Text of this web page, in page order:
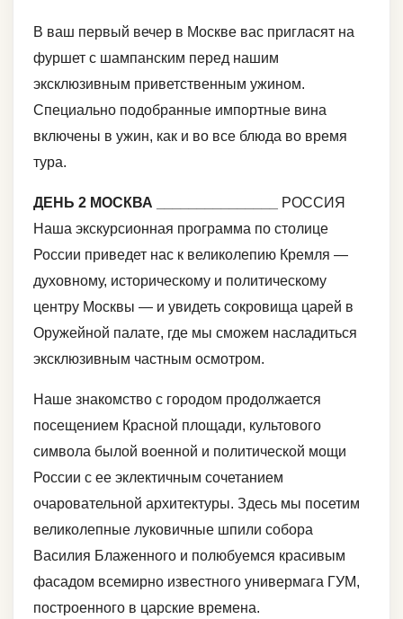
В ваш первый вечер в Москве вас пригласят на
фуршет с шампанским перед нашим
эксклюзивным приветственным ужином.
Специально подобранные импортные вина
включены в ужин, как и во все блюда во время
тура.
ДЕНЬ 2 МОСКВА
РОССИЯ
Наша экскурсионная программа по столице
России приведет нас к великолепию Кремля — ​​
духовному, историческому и политическому
центру Москвы — и увидеть сокровища царей в
Оружейной палате, где мы сможем насладиться
эксклюзивным частным осмотром.
Наше знакомство с городом продолжается
посещением Красной площади, культового
символа былой военной и политической мощи
России с ее эклектичным сочетанием
очаровательной архитектуры. Здесь мы посетим
великолепные луковичные шпили собора
Василия Блаженного и полюбуемся красивым
фасадом всемирно известного универмага ГУМ,
построенного в царские времена.